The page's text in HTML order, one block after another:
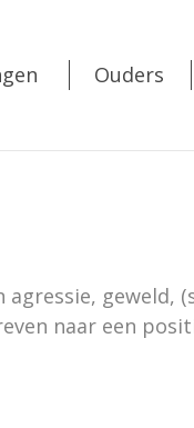
Ouders
naar een